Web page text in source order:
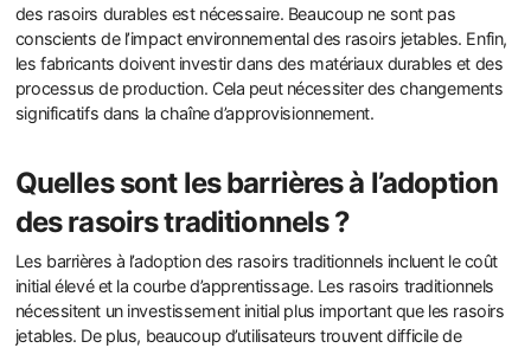
des rasoirs durables est nécessaire. Beaucoup ne sont pas
conscients de l’impact environnemental des rasoirs jetables. Enfin,
les fabricants doivent investir dans des matériaux durables et des
processus de production. Cela peut nécessiter des changements
significatifs dans la chaîne d’approvisionnement.
Quelles sont les barrières à l’adoption
des rasoirs traditionnels ?
Les barrières à l’adoption des rasoirs traditionnels incluent le coût
initial élevé et la courbe d’apprentissage. Les rasoirs traditionnels
nécessitent un investissement initial plus important que les rasoirs
jetables. De plus, beaucoup d’utilisateurs trouvent difficile de